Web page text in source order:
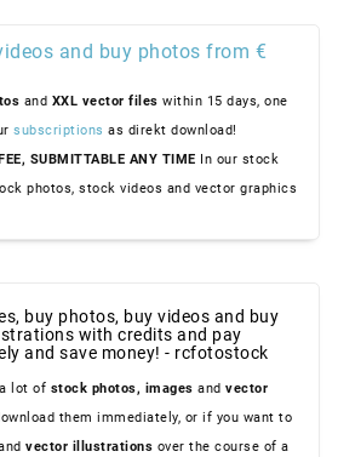
and buy photos from €
and XXL vector files within 15 days, one
subscriptions as direkt download!
SUBMITTABLE ANY TIME In our stock
photos, stock videos and vector graphics
buy photos, buy videos and buy
with credits and pay
and save money! - rcfotostock
lot of stock photos, images and vector
them immediately, or if you want to
vector illustrations over the course of a